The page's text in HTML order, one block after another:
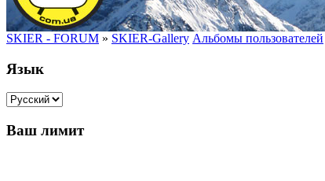
SKIER - FORUM » SKIER-Gallery Альбомы пользователей
Язык
Ваш лимит